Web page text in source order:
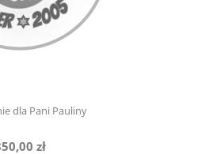
dla Pani Pauliny
zł